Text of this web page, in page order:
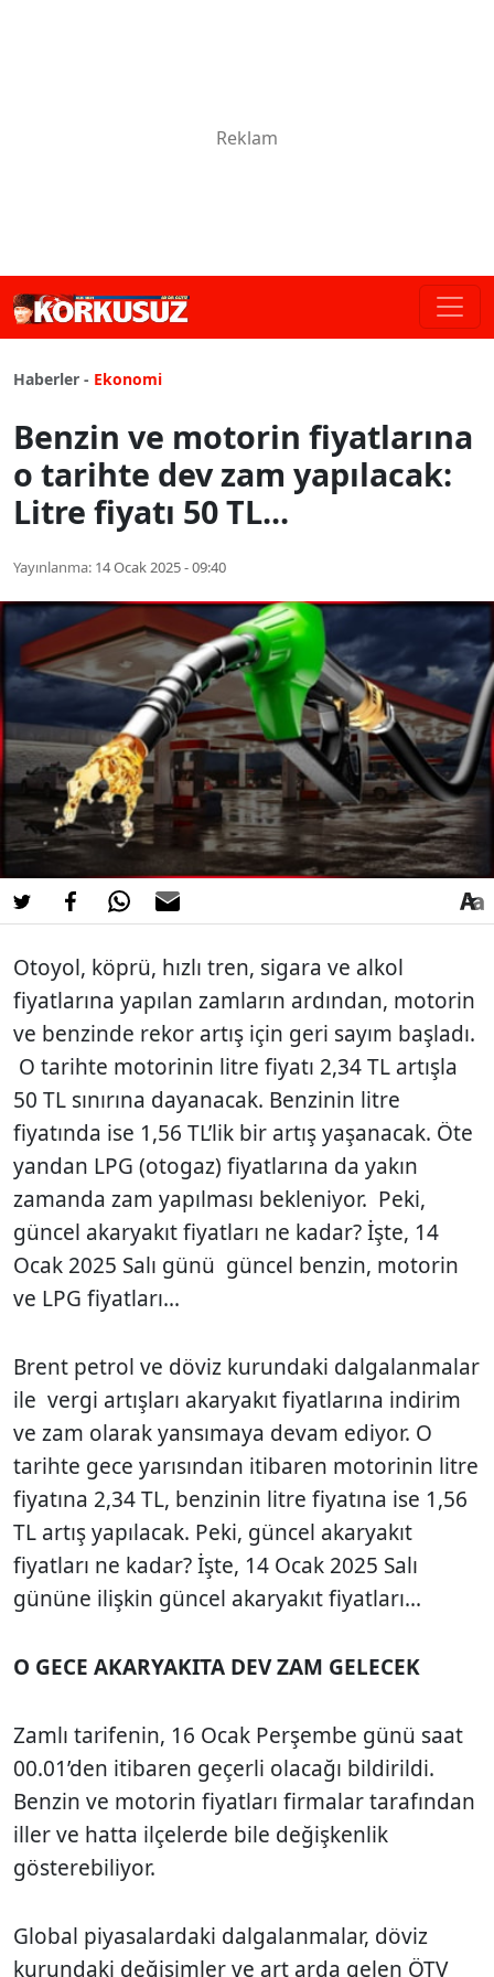
Haberler - Ekonomi
Benzin ve motorin fiyatlarına
o tarihte dev zam yapılacak:
Litre fiyatı 50 TL...
Yayınlanma: 14 Ocak 2025 - 09:40
Otoyol, köprü, hızlı tren, sigara ve alkol
fiyatlarına yapılan zamların ardından, motorin
ve benzinde rekor artış için geri sayım başladı.
O tarihte motorinin litre fiyatı 2,34 TL artışla
50 TL sınırına dayanacak. Benzinin litre
fiyatında ise 1,56 TL’lik bir artış yaşanacak. Öte
yandan LPG (otogaz) fiyatlarına da yakın
zamanda zam yapılması bekleniyor. Peki,
güncel akaryakıt fiyatları ne kadar? İşte, 14
Ocak 2025 Salı günü güncel benzin, motorin
ve LPG fiyatları...
Brent petrol ve döviz kurundaki dalgalanmalar
ile vergi artışları akaryakıt fiyatlarına indirim
ve zam olarak yansımaya devam ediyor. O
tarihte gece yarısından itibaren motorinin litre
fiyatına 2,34 TL, benzinin litre fiyatına ise 1,56
TL artış yapılacak. Peki, güncel akaryakıt
fiyatları ne kadar? İşte, 14 Ocak 2025 Salı
gününe ilişkin güncel akaryakıt fiyatları...
O GECE AKARYAKITA DEV ZAM GELECEK
Zamlı tarifenin, 16 Ocak Perşembe günü saat
00.01’den itibaren geçerli olacağı bildirildi.
Benzin ve motorin fiyatları firmalar tarafından
iller ve hatta ilçelerde bile değişkenlik
gösterebiliyor.
Global piyasalardaki dalgalanmalar, döviz
kurundaki değişimler ve art arda gelen ÖTV